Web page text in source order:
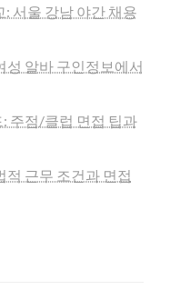
서울 강남 야간 채용
성 알바 구인정보에서
주점/클럽 면접 팁과
적 근무 조건과 면접